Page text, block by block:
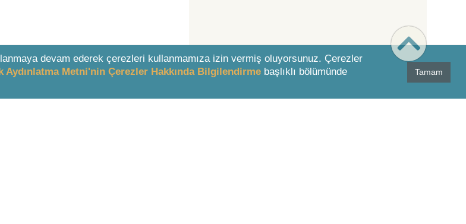
devam ederek çerezleri kullanmamıza izin vermiş oluyorsunuz. Çerezler
Metni'nin Çerezler Hakkında Bilgilendirme başlıklı bölümünde
Tamam